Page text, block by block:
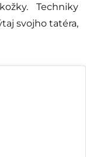
Techniky
svojho tatéra,